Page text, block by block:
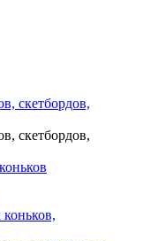
скетбордов,
скетбордов,